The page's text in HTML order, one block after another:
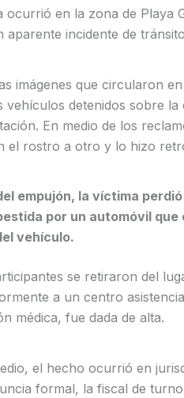
ocurrió en la zona de Playa
aparente incidente de
imágenes que circularon
detenidos sobre
En medio de los
el rostro a otro y lo hizo
empujón, la víctima
por un automóvil
vehículo.
se retiraron del
a un centro
médica, fue dada de alta.
el hecho ocurrió en
formal, la fiscal de